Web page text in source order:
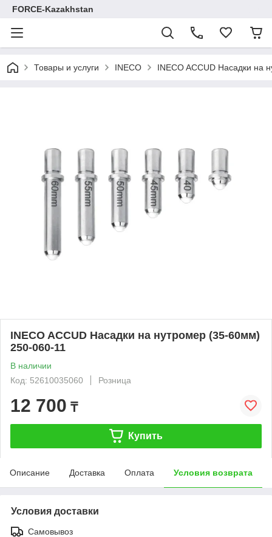
FORCE-Kazakhstan
Товары и услуги INECO INECO ACCUD Насадки на
INECO ACCUD Насадки на нутромер (35-60мм)
250-060-11
В наличии
Код: 52610035060
Розница
12 700 ₸
Купить
Описание Доставка Оплата Условия возврата
Условия доставки
Самовывоз